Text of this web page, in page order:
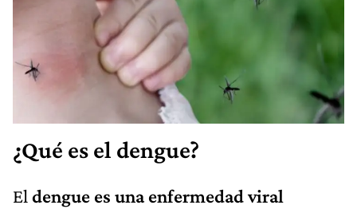
¿Qué es el dengue?
El dengue es una enfermedad viral